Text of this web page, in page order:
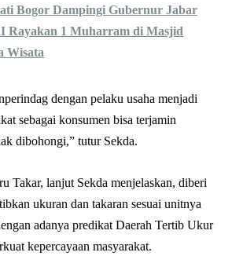
Bogor Dampingi Gubernur Jabar
Rayakan 1 Muharram di Masjid
Wisata
dengan pelaku usaha menjadi
sebagai konsumen bisa terjamin
dibohongi,” tutur Sekda.
Takar, lanjut Sekda menjelaskan, diberi
ukuran dan takaran sesuai unitnya
adanya predikat Daerah Tertib Ukur
kepercayaan masyarakat.